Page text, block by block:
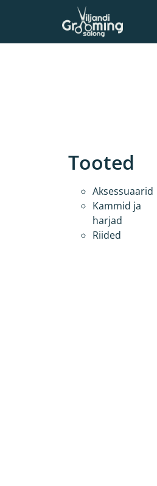
Tooted
Aksessuaarid
Kammid ja
harjad
Riided